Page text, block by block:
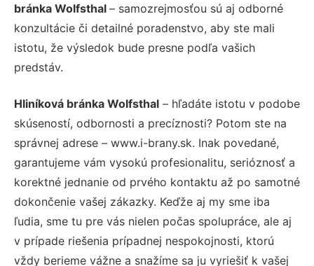
bránka Wolfsthal – samozrejmosťou sú aj odborné
konzultácie či detailné poradenstvo, aby ste mali
istotu, že výsledok bude presne podľa vašich
predstáv.
Hliníková bránka Wolfsthal – hľadáte istotu v podobe
skúseností, odbornosti a precíznosti? Potom ste na
správnej adrese – www.i-brany.sk. Inak povedané,
garantujeme vám vysokú profesionalitu, serióznosť a
korektné jednanie od prvého kontaktu až po samotné
dokončenie vašej zákazky. Keďže aj my sme iba
ľudia, sme tu pre vás nielen počas spolupráce, ale aj
v prípade riešenia prípadnej nespokojnosti, ktorú
vždy berieme vážne a snažíme sa ju vyriešiť k vašej